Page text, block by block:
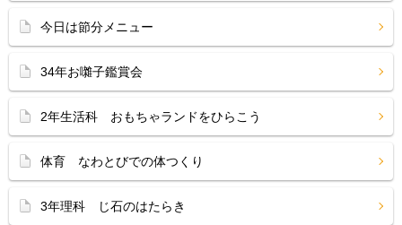
今日は節分メニュー
34年お囃子鑑賞会
2年生活科 おもちゃランドをひらこう
体育 なわとびでの体つくり
3年理科 じ石のはたらき